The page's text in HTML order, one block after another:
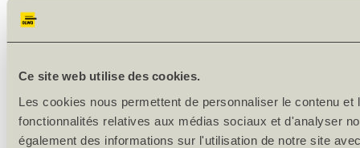
Ce site web utilise des cookies.
Les cookies nous permettent de personnaliser le contenu
fonctionnalités relatives aux médias sociaux et d'analyser
également des informations sur l'utilisation de notre site
Download
(PDF)
Surface: mélamine-CPL-stratifié